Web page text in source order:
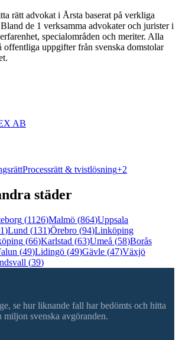
rätt advokat i Årsta baserat på verkliga
Bland de 1 verksamma advokater och jurister i
specialområden och meriter. Alla
offentliga uppgifter från svenska domstolar
AB
Processrätt & tvistlösning+2
städer
(1126)Malmö (864)Uppsala
)Lund (131)Örebro (94)Linköping
(66)Karlstad (63)Umeå (58)Borås
(49)Lidingö (49)Gävle (47)Växjö
(39)
se hur liknande fall har bedömts och hitta
svenska avgöranden.